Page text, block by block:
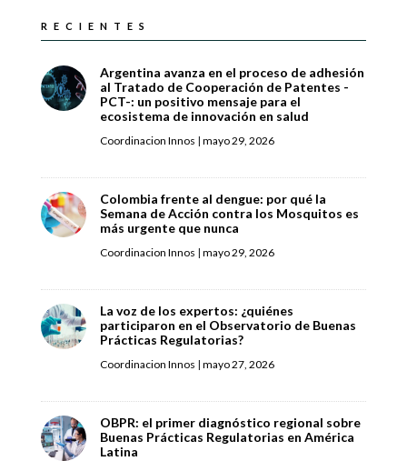
RECIENTES
Argentina avanza en el proceso de adhesión
al Tratado de Cooperación de Patentes -
PCT-: un positivo mensaje para el
ecosistema de innovación en salud
Coordinacion Innos | mayo 29, 2026
Colombia frente al dengue: por qué la
Semana de Acción contra los Mosquitos es
más urgente que nunca
Coordinacion Innos | mayo 29, 2026
La voz de los expertos: ¿quiénes
participaron en el Observatorio de Buenas
Prácticas Regulatorias?
Coordinacion Innos | mayo 27, 2026
OBPR: el primer diagnóstico regional sobre
Buenas Prácticas Regulatorias en América
Latina